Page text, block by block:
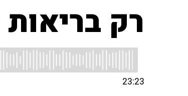
רק בריאות
23:23